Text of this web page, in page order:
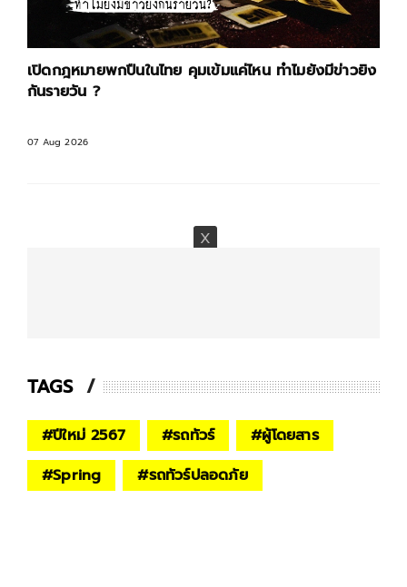
เปิดกฎหมายพกปืนในไทย คุมเข้มแค่ไหน ทำไมยังมีข่าวยิง
กันรายวัน ?
07 Aug 2026
TAGS
#ปีใหม่ 2567 #รถทัวร์ #ผู้โดยสาร
#Spring #รถทัวร์ปลอดภัย